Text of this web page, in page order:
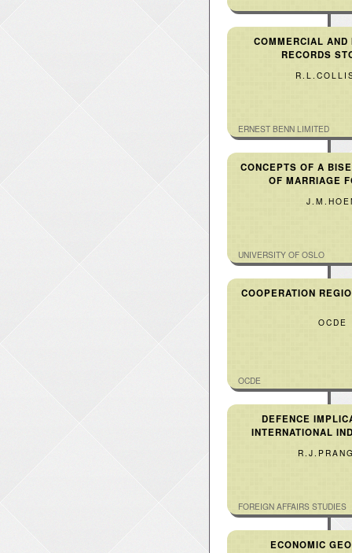
COMMERCIAL AND
RECORDS
ERNEST BENN LIMITED
CONCEPTS OF A
OF MARRIAGE
UNIVERSITY OF OSLO
COOPERATION
OCDE
OCDE
DEFENCE
INTERNATIONAL
FOREIGN AFFAIRS STUDIES
ECONOMIC